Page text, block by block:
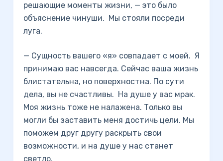
решающие моменты жизни, — это было
объяснение чинуши. Мы стояли посреди
луга.
— Сущность вашего «я» совпадает с моей. Я
принимаю вас навсегда. Сейчас ваша жизнь
блистательна, но поверхностна. По сути
дела, вы не счастливы. На душе у вас мрак.
Моя жизнь тоже не налажена. Только вы
могли бы заставить меня достичь цели. Мы
поможем друг другу раскрыть свои
возможности, и на душе у нас станет
светло.